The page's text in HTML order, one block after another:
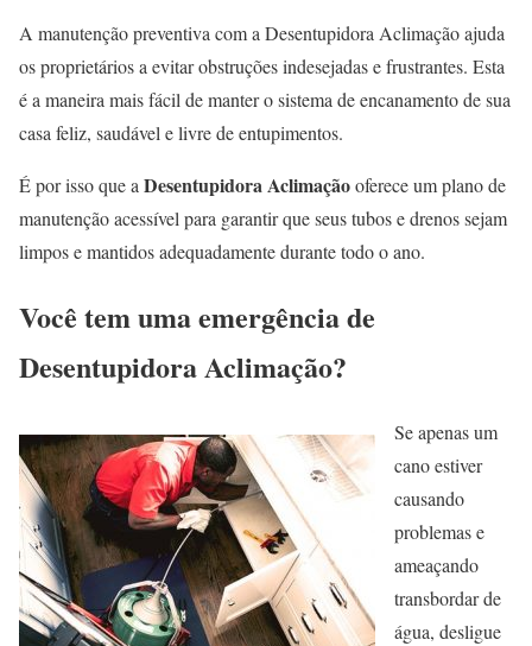
A manutenção preventiva com a Desentupidora Aclimação ajuda
os proprietários a evitar obstruções indesejadas e frustrantes. Esta
é a maneira mais fácil de manter o sistema de encanamento de sua
casa feliz, saudável e livre de entupimentos.
É por isso que aDesentupidora Aclimaçãooferece um plano de
manutenção acessível para garantir que seus tubos e drenos sejam
limpos e mantidos adequadamente durante todo o ano.
Você tem uma emergência de
Desentupidora Aclimação?
Se apenas um
cano estiver
causando
problemas e
ameaçando
transbordar de
água, desligue